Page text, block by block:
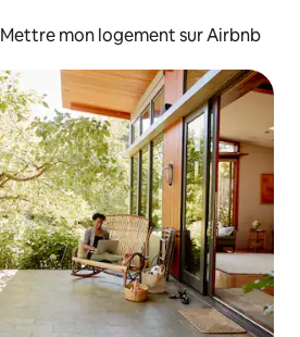
Mettre mon logement sur Airbnb